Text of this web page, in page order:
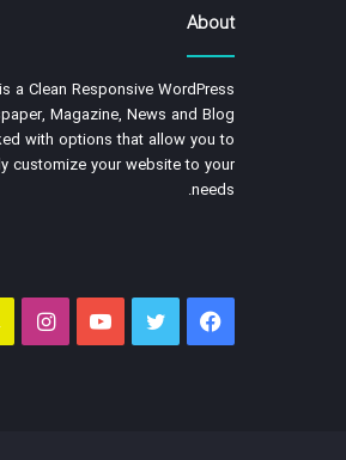
About
a Clean Responsive WordPress
Magazine, News and Blog
with options that allow you to
customize your website to your
needs.
فیسبوک توییتر یوتیوب